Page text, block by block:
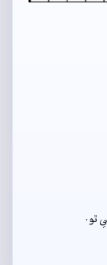
ٿو.